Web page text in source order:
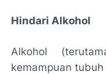
Hindari Alkohol
Alkohol
kemampuan